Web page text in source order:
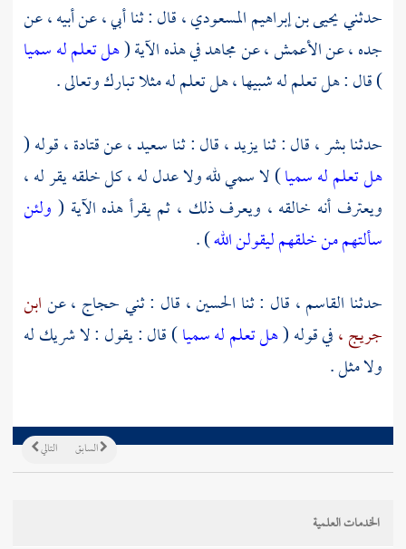
حدثنييحيى بن إبراهيم المسعودي ،قال : ثنا أبي ، عن أبيه ، عن
جده ، عنالأعمش ،عنمجاهدفي هذه الآية (هل تعلم له سميا
) قال : هل تعلم له شبيها ، هل تعلم له مثلا تبارك وتعالى .
حدثنابشر ،قال : ثنايزيد ،قال : ثناسعيد ،عنقتادة ،قوله (
هل تعلم له سميا) لا سمي لله ولا عدل له ، كل خلقه يقر له ،
ويعترف أنه خالقه ، ويعرف ذلك ، ثم يقرأ هذه الآية ( ولئن
سألتهم من خلقهم ليقولن الله) .
حدثنا القاسم ، قال : ثنا الحسين ، قال : ثنيحجاج ،عنابن
جريج ،في قوله (هل تعلم له سميا) قال : يقول : لا شريك له
ولا مثل .
التالي السابق
الخدمات العلمية